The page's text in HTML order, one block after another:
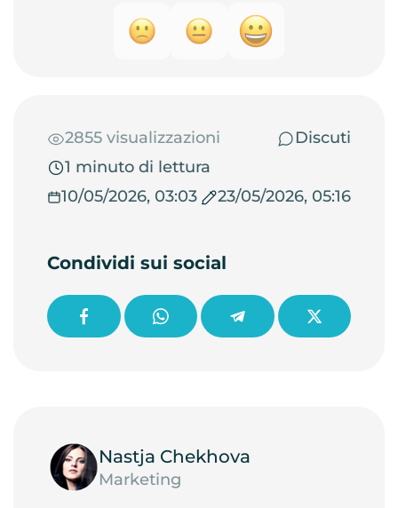
2855 visualizzazioni
Discuti
1 minuto di lettura
10/05/2026, 03:03
23/05/2026, 05:16
Condividi sui social
Nastja Chekhova
Marketing